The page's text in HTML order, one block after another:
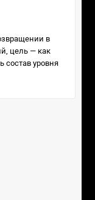
в
цель — как
состав уровня